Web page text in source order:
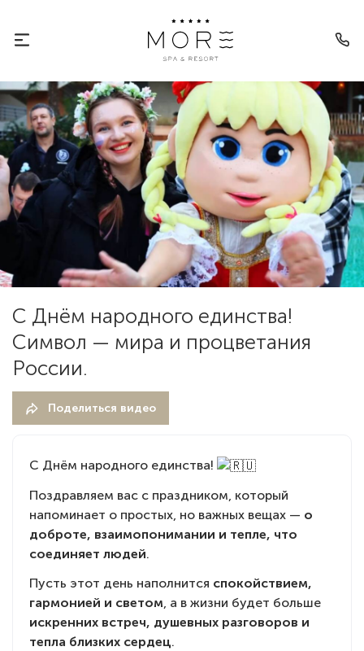
С Днём народного единства!
Символ — мира и процветания
России.
Поделиться видео
С Днём народного единства!
Поздравляем вас с праздником, который
напоминает о простых, но важных вещах — о
доброте, взаимопонимании и тепле, что
соединяет людей.
Пусть этот день наполнится спокойствием,
гармонией и светом, а в жизни будет больше
искренних встреч, душевных разговоров и
тепла близких сердец.